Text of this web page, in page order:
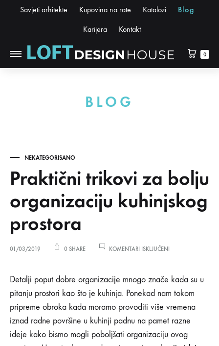
Savjeti arhitekte Kupovina na rate Katalozi Blog
Karijera Kontakt
0
BLOG
NEKATEGORISANO
Praktični trikovi za bolju
organizaciju kuhinjskog
prostora
01/03/2019 0 SHARE KOMENTARI ISKLJUČENI
ZA
BOLJU
ORGANIZACIJU
PROSTORA
Praktični
trikovi
za
Detalji poput dobre organizacije mnogo znače kada su u
pitanju prostori kao što je kuhinja. Ponekad nam tokom
pripreme obroka kada moramo provoditi više vremena
iznad radne površine u kuhinji padnu na pamet razne
ideje kako bismo mogli poboljšati organizaciju ovog